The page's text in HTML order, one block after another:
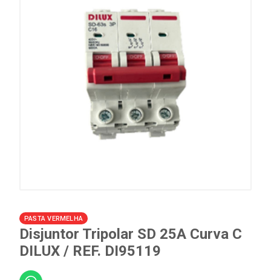
PASTA VERMELHA
Disjuntor Tripolar SD 25A Curva C
DILUX / REF. DI95119